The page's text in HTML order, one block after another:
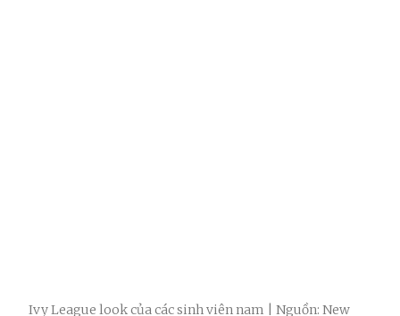
Ivy League look của các sinh viên nam | Nguồn: New